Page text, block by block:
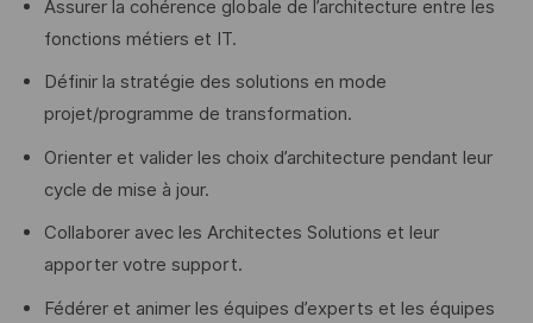
Assurer la cohérence globale de l’architecture entre les
fonctions métiers et IT.
Définir la stratégie des solutions en mode
projet/programme de transformation.
Orienter et valider les choix d’architecture pendant leur
cycle de mise à jour.
Collaborer avec les Architectes Solutions et leur
apporter votre support.
Fédérer et animer les équipes d’experts et les équipes